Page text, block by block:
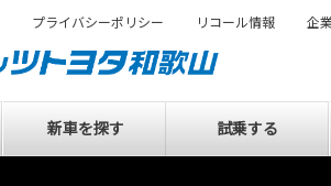
新車を探す 試乗する
プライバシーポリシー リコール情報 企